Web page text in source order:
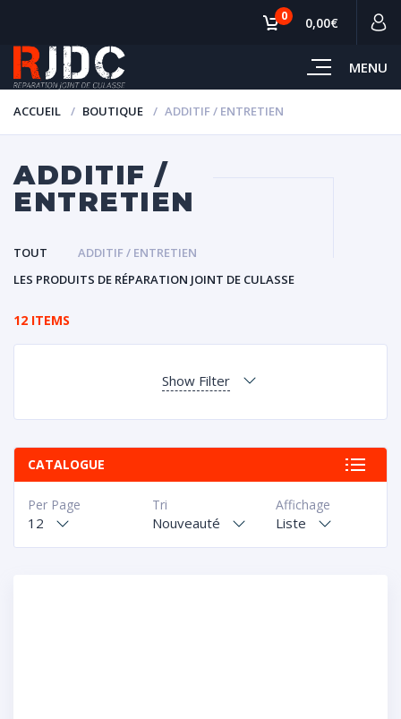
MENU
0 0,00€
ACCUEIL BOUTIQUE ADDITIF / ENTRETIEN
ADDITIF /
ENTRETIEN
TOUT
ADDITIF / ENTRETIEN
LES PRODUITS DE RÉPARATION JOINT DE CULASSE
12 ITEMS
Show Filter
CATALOGUE
Affichage
Liste
Tri
Nouveauté
Per Page
12